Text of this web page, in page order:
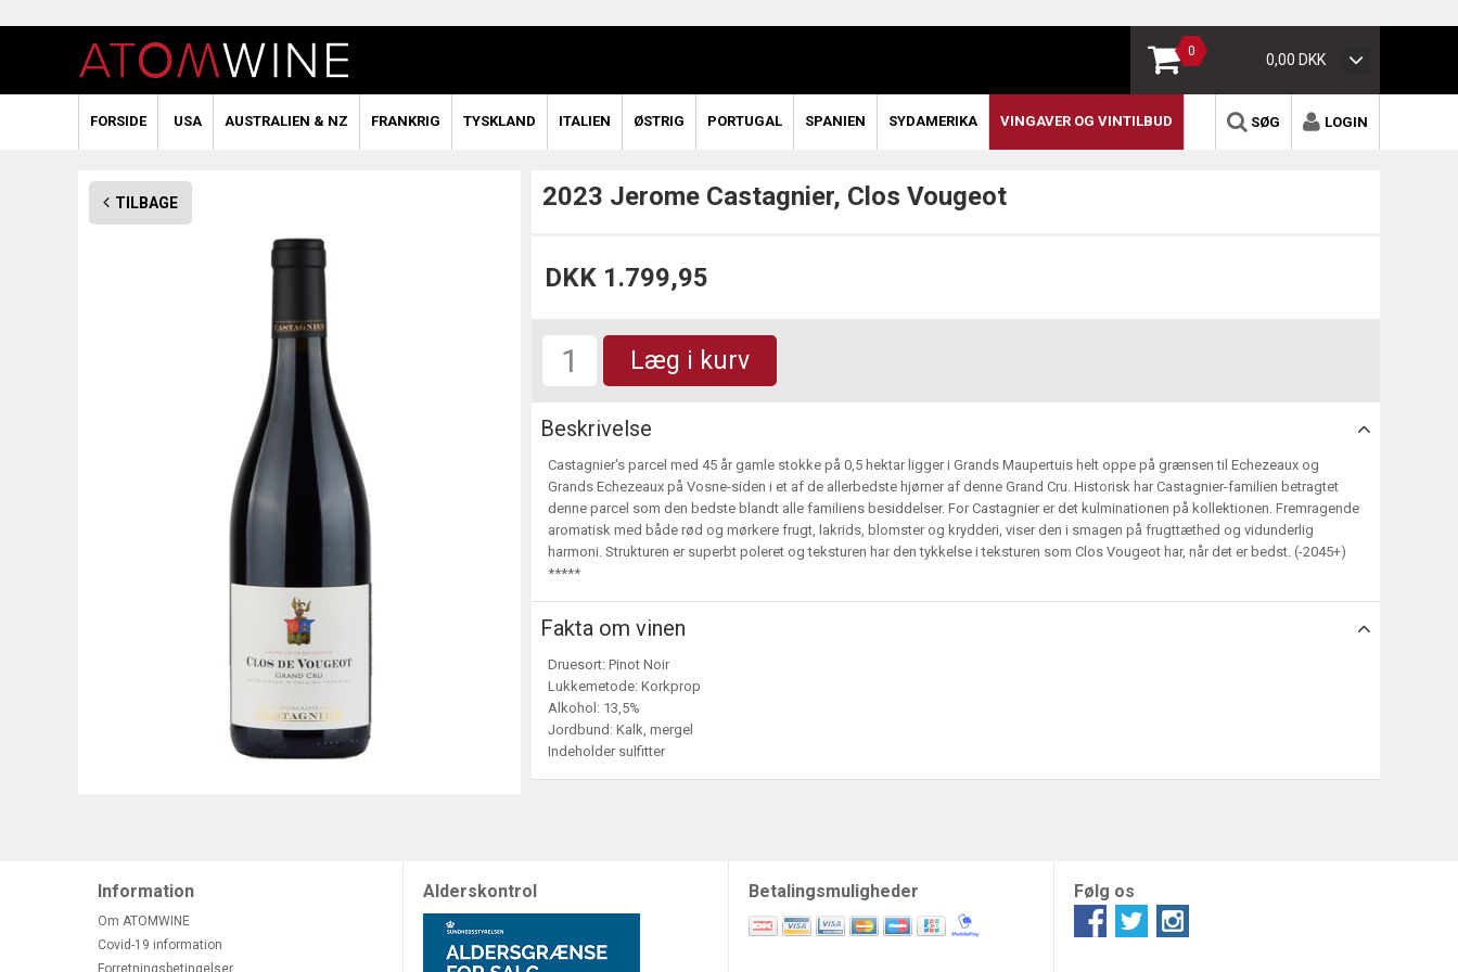
0 0,00 DKK
FORSIDE USA AUSTRALIEN & NZ FRANKRIG TYSKLAND ITALIEN ØSTRIG PORTUGAL SPANIEN SYDAMERIKA VINGAVER OG VINTILBUD LOGIN
SØG
TILBAGE 2023 Jerome Castagnier, Clos Vougeot
DKK 1.799,95
Læg i kurv
Beskrivelse
Castagnier's parcel med 45 år gamle stokke på 0,5 hektar ligger i Grands Maupertuis helt oppe på grænsen til Echezeaux og
Grands Echezeaux på Vosne-siden i et af de allerbedste hjørner af denne Grand Cru. Historisk har Castagnier-familien betragtet
denne parcel som den bedste blandt alle familiens besiddelser. For Castagnier er det kulminationen på kollektionen. Fremragende
aromatisk med både rød og mørkere frugt, lakrids, blomster og krydderi, viser den i smagen på frugttæthed og vidunderlig
harmoni. Strukturen er superbt poleret og teksturen har den tykkelse i teksturen som Clos Vougeot har, når det er bedst. (-2045+)
*****
Fakta om vinen
Druesort: Pinot Noir
Lukkemetode: Korkprop
Alkohol: 13,5%
Jordbund: Kalk, mergel
Indeholder sulfitter
Information
Om ATOMWINE
Covid-19 information
Forretningsbetingelser
Alderskontrol Betalingsmuligheder Følg os